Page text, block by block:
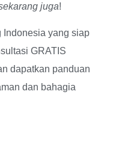
juga!
Indonesia yang siap
GRATIS
dapatkan panduan
dan bahagia